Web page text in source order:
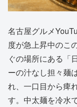
名古屋グルメ
度が急上昇中のこ
ぐの場所にある「
ーの汁なし担々麺
れ、一口目から痺
す。中太麺を冷水